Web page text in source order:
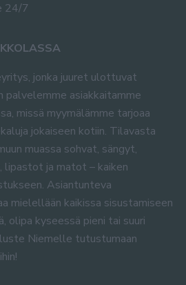
24/7
jonka juuret ulottuvat
asiakkaitamme
missä myymälämme tarjoaa
jokaiseen kotiin. Tilavasta
muassa sohvat, sängyt,
ja matot – kaiken
Asiantunteva
mielellään kaikissa sisustamiseen
olipa kyseessä pieni tai suuri
Niemelle tutustumaan